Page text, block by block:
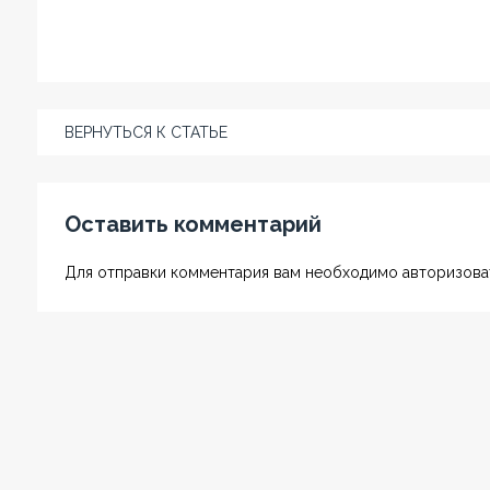
ВЕРНУТЬСЯ К СТАТЬЕ
Оставить комментарий
Для отправки комментария вам необходимо